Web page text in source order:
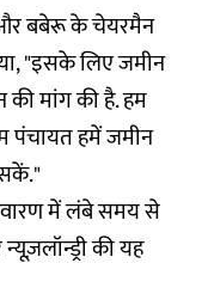
बबेरू के चेयरमैन
"इसके लिए जमीन
की मांग की है. हम
पंचायत हमें जमीन
में लंबे समय से
की यह